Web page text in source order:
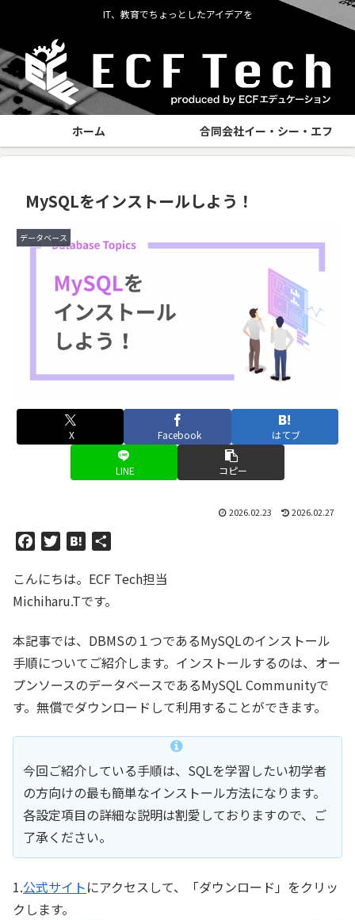
IT、教育でちょっとしたアイデアを
ホーム 合同会社イー・シー・エフ
MySQLをインストールしよう！
データベース
X Facebook はてブ
LINE コピー
2026.02.23 2026.02.27
c
e
o
o
k
i
t
e
r
t
e
a
こんにちは。ECF Tech担当
Michiharu.Tです。
本記事では、DBMSの１つであるMySQLのインストール
手順についてご紹介します。インストールするのは、オー
プンソースのデータベースであるMySQL Communityで
す。無償でダウンロードして利用することができます。
今回ご紹介している手順は、SQLを学習したい初学者
の方向けの最も簡単なインストール方法になります。
各設定項目の詳細な説明は割愛しておりますので、ご
了承ください。
1.公式サイトにアクセスして、「ダウンロード」をクリッ
クします。